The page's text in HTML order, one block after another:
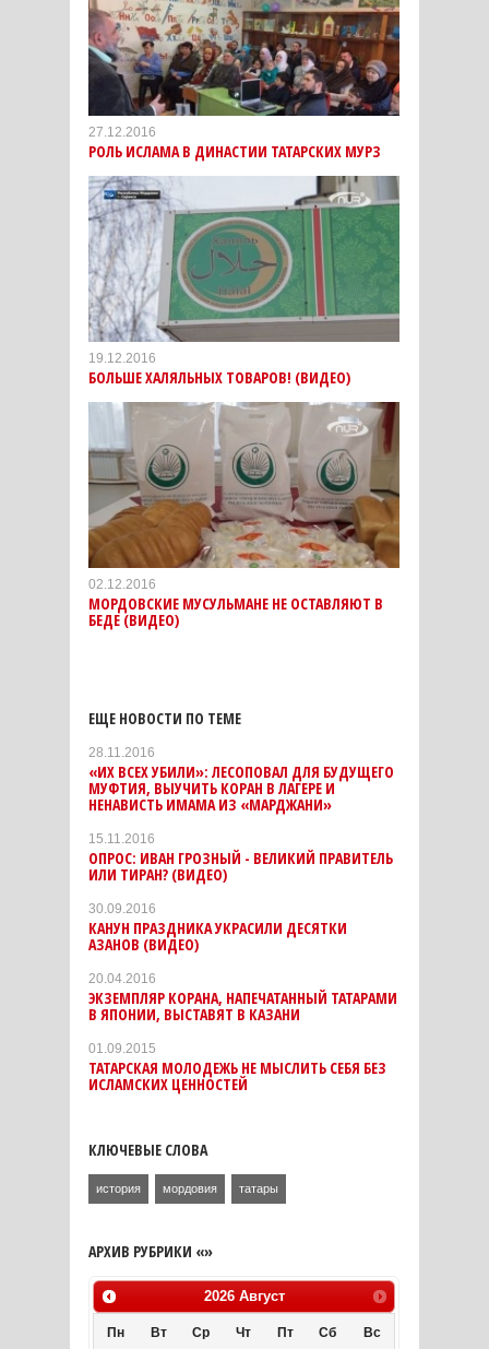
27.12.2016
РОЛЬ ИСЛАМА В ДИНАСТИИ ТАТАРСКИХ МУРЗ
19.12.2016
БОЛЬШЕ ХАЛЯЛЬНЫХ ТОВАРОВ! (ВИДЕО)
02.12.2016
МОРДОВСКИЕ МУСУЛЬМАНЕ НЕ ОСТАВЛЯЮТ В
БЕДЕ (ВИДЕО)
ЕЩЕ НОВОСТИ ПО ТЕМЕ
28.11.2016
«ИХ ВСЕХ УБИЛИ»: ЛЕСОПОВАЛ ДЛЯ БУДУЩЕГО
МУФТИЯ, ВЫУЧИТЬ КОРАН В ЛАГЕРЕ И
НЕНАВИСТЬ ИМАМА ИЗ «МАРДЖАНИ»
15.11.2016
ОПРОС: ИВАН ГРОЗНЫЙ - ВЕЛИКИЙ ПРАВИТЕЛЬ
ИЛИ ТИРАН? (ВИДЕО)
30.09.2016
КАНУН ПРАЗДНИКА УКРАСИЛИ ДЕСЯТКИ
АЗАНОВ (ВИДЕО)
20.04.2016
ЭКЗЕМПЛЯР КОРАНА, НАПЕЧАТАННЫЙ ТАТАРАМИ
В ЯПОНИИ, ВЫСТАВЯТ В КАЗАНИ
01.09.2015
ТАТАРСКАЯ МОЛОДЕЖЬ НЕ МЫСЛИТЬ СЕБЯ БЕЗ
ИСЛАМСКИХ ЦЕННОСТЕЙ
КЛЮЧЕВЫЕ СЛОВА
история мордовия татары
АРХИВ РУБРИКИ «»
2026 Август
Пн Вт Ср Чт Пт Сб Вс